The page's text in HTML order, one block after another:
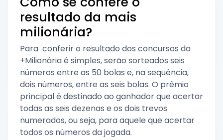
resultado da mais
milionária?
Para conferir o resultado dos concursos da
+Milionária é simples, serão sorteados seis
números entre as 50 bolas e, na sequência,
dois números, entre as seis bolas. O prêmio
principal é destinado ao ganhador que acertar
todas as seis dezenas e os dois trevos
numerados, ou seja, para aquele que acertar
todos os números da jogada.